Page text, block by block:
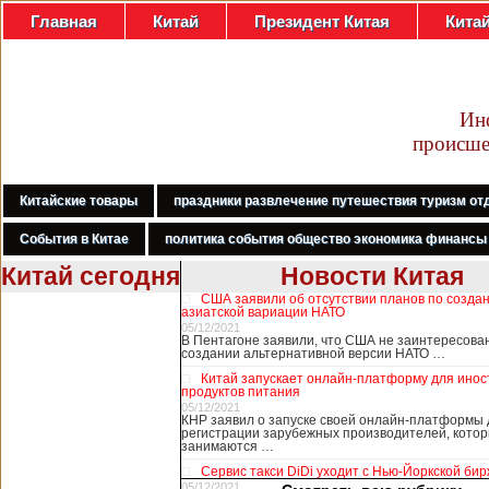
Главная Китай Президент Китая
Китайские товары праздники развлечение путешествия туризм
События в Китае политика события общество экономика финансы
Китай сегодня Новости Китая
США заявили об отсутствии планов по
азиатской вариации НАТО
05/12/2021
В Пентагоне заявили, что США не
создании альтернативной версии НАТО …
Китай запускает онлайн-платформу для
продуктов питания
05/12/2021
КНР заявил о запуске своей онлайн-платформы
регистрации зарубежных производителей,
занимаются …
Сервис такси DiDi уходит с Нью-Йоркской